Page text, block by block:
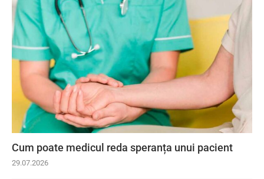
Cum poate medicul reda speranța unui pacient
29.07.2026